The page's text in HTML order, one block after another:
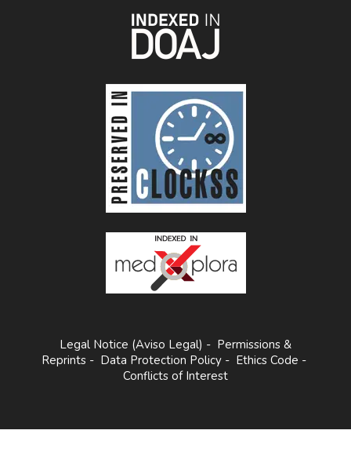
Legal Notice (Aviso Legal) - Permissions &
Reprints - Data Protection Policy - Ethics Code -
Conflicts of Interest